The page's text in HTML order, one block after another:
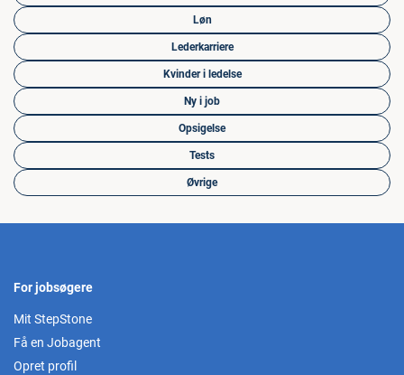
Løn
Lederkarriere
Kvinder i ledelse
Ny i job
Opsigelse
Tests
Øvrige
For jobsøgere
Mit StepStone
Få en Jobagent
Opret profil